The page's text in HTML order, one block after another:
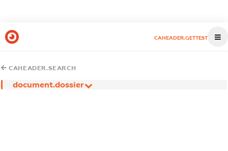
CAHEADER.GETTEST
CAHEADER.SEARCH
document.dossier